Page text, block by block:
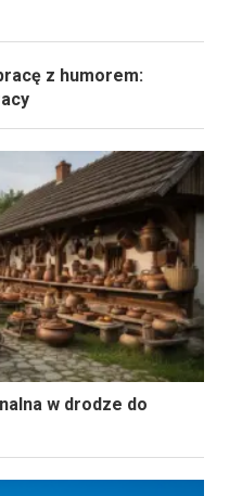
z humorem:
w drodze do